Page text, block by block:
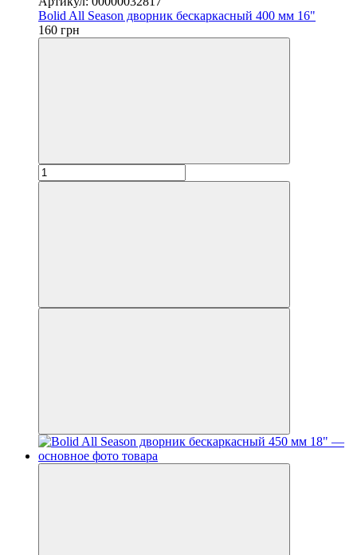
Bolid All Season дворник бескаркасный 400 мм 16"
160 грн